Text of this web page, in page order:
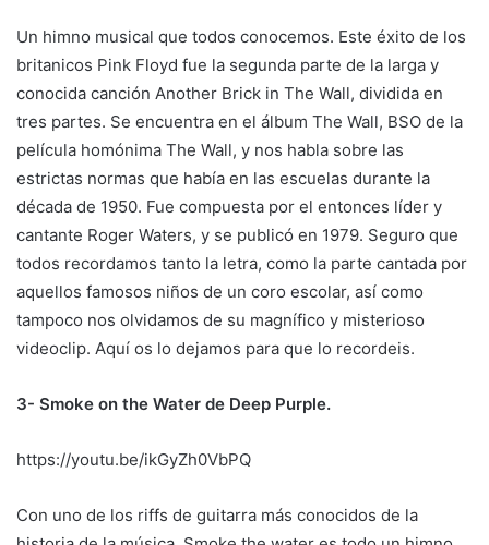
Un himno musical que todos conocemos. Este éxito de los
britanicos Pink Floyd fue la segunda parte de la larga y
conocida canción Another Brick in The Wall, dividida en
tres partes. Se encuentra en el álbum The Wall, BSO de la
película homónima The Wall, y nos habla sobre las
estrictas normas que había en las escuelas durante la
década de 1950. Fue compuesta por el entonces líder y
cantante Roger Waters, y se publicó en 1979. Seguro que
todos recordamos tanto la letra, como la parte cantada por
aquellos famosos niños de un coro escolar, así como
tampoco nos olvidamos de su magnífico y misterioso
videoclip. Aquí os lo dejamos para que lo recordeis.
3- Smoke on the Water de Deep Purple.
https://youtu.be/ikGyZh0VbPQ
Con uno de los riffs de guitarra más conocidos de la